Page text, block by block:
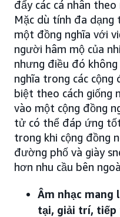
đẩy các cá nhân theo
Mặc dù tính đa dạng
một đồng nghĩa với
người hâm mộ của
nhưng điều đó
nghĩa trong các cộng
biệt theo cách giống
vào một cộng đồng
tử có thể đáp ứng
trong khi cộng đồng
đường phố và giày
hơn nhu cầu bên
Âm nhạc mang
tại, giải trí, tiếp